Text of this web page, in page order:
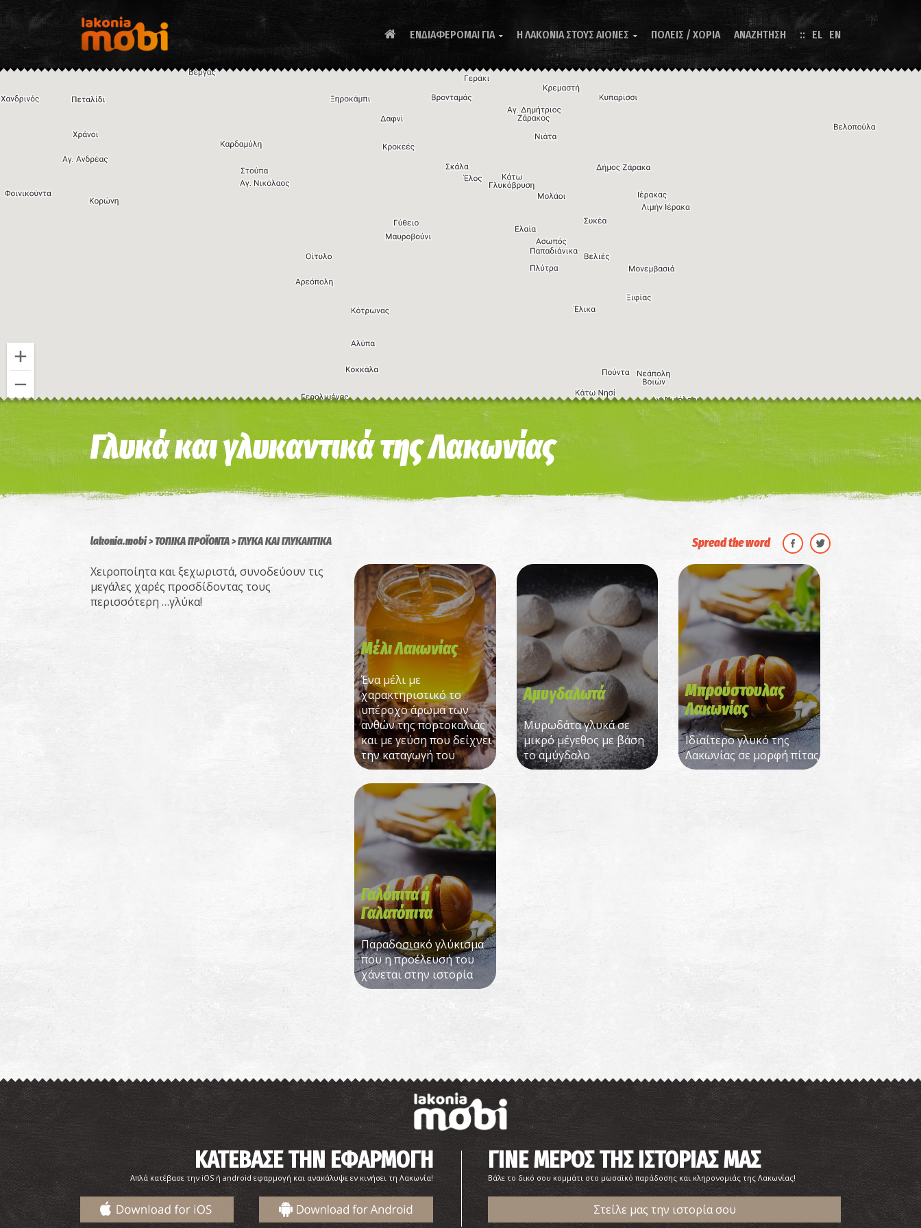
ΕΝΔΙΑΦΕΡΟΜΑΙ ΓΙΑ  Η ΛΑΚΩΝΙΑ ΣΤΟΥΣ ΑΙΩΝΕΣ  ΠΟΛΕΙΣ / ΧΩΡΙΑ ΑΝΑΖΗΤΗΣΗ EL EN
Συντομεύσεις πληκτρολογίου Η εικόνα ενδέχεται να υπόκειται σε πνευματικά δικαιώματα
Γλυκά και γλυκαντικά της Λακωνίας
lakonia.mobi ΤΟΠΙΚΑ ΠΡΟΪΟΝΤΑ ΓΛΥΚΑ ΚΑΙ ΓΛΥΚΑΝΤΙΚΑ
Spread the word
Χειροποίητα και ξεχωριστά, συνοδεύουν τις
μεγάλες χαρές προσδίδοντας τους
περισσότερη …γλύκα!
Μέλι Λακωνίας
Ένα μέλι με
χαρακτηριστικό το
υπέροχο άρωμα των
ανθών της πορτοκαλιάς
και με γεύση που δείχνει
την καταγωγή του
Αμυγδαλωτά
Μυρωδάτα γλυκά σε
μικρό μέγεθος με βάση
το αμύγδαλο
Μπρούστουλας
Λακωνίας
Ιδιαίτερο γλυκό της
Λακωνίας σε μορφή πίτας
Γαλόπιτα ή
Γαλατόπιτα
Παραδοσιακό γλύκισμα
που η προέλευσή του
χάνεται στην ιστορία
ΚΑΤΕΒΑΣΕ ΤΗΝ ΕΦΑΡΜΟΓΗ
Απλά κατέβασε την iOS ή android εφαρμογή και ανακάλυψε εν κινήσει τη Λακωνία!
ΓΙΝΕ ΜΕΡΟΣ ΤΗΣ ΙΣΤΟΡΙΑΣ ΜΑΣ
Βάλε το δικό σου κομμάτι στο μωσαϊκό παράδοσης και κληρονομιάς της Λακωνίας!
Στείλε μας την ιστορία σου